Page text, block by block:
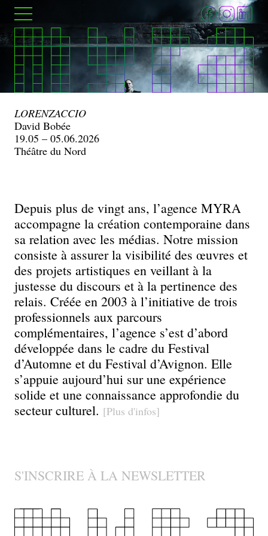
Aller
contenu
principal
Menu
MYRA
presse
et
communication
pour
la
création
contemporaine
LORENZACCIO
David Bobée
19.05 – 05.06.2026
Théâtre du Nord
Depuis plus de vingt ans, l’agence MYRA
accompagne la création contemporaine dans
sa relation avec les médias. Notre mission
consiste à assurer la visibilité des œuvres et
des projets artistiques en veillant à la
justesse du discours et à la pertinence des
relais. Créée en 2003 à l’initiative de trois
professionnels aux parcours
complémentaires, l’agence s’est d’abord
développée dans le cadre du Festival
d’Automne et du Festival d’Avignon. Elle
s’appuie aujourd’hui sur une expérience
solide et une connaissance approfondie du
secteur culturel. [Plus d'infos]
S'INSCRIRE À LA NEWSLETTER